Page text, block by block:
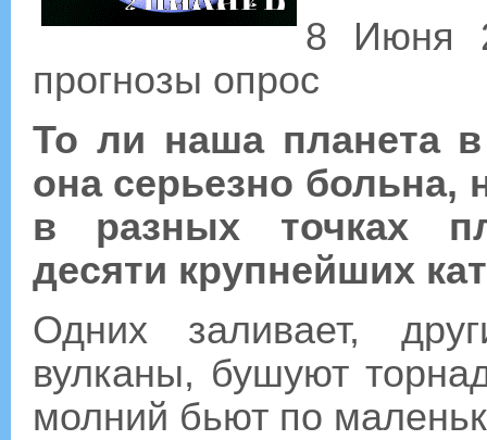
8 Июня
прогнозы опрос
То ли наша планета
она серьезно
в разных точках
десяти крупнейших
Одних заливает,
вулканы, бушуют
молний бьют по